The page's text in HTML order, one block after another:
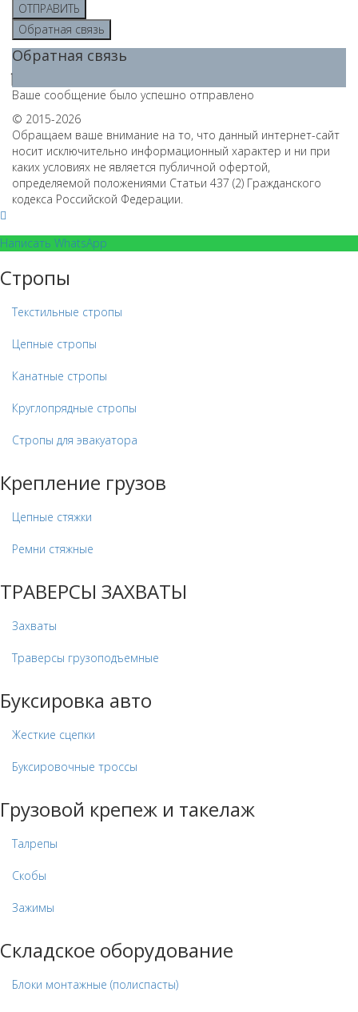
ОТПРАВИТЬ
Обратная связь
Обратная связь
Ваше сообщение было успешно отправлено
© 2015-2026
Обращаем ваше внимание на то, что данный интернет-сайт
носит исключительно информационный характер и ни при
каких условиях не является публичной офертой,
определяемой положениями Статьи 437 (2) Гражданского
кодекса Российской Федерации.
Написать WhatsApp
Стропы
Текстильные стропы
Цепные стропы
Канатные стропы
Круглопрядные стропы
Стропы для эвакуатора
Крепление грузов
Цепные стяжки
Ремни стяжные
ТРАВЕРСЫ ЗАХВАТЫ
Захваты
Траверсы грузоподъемные
Буксировка авто
Жесткие сцепки
Буксировочные троссы
Грузовой крепеж и такелаж
Талрепы
Скобы
Зажимы
Складское оборудование
Блоки монтажные (полиспасты)